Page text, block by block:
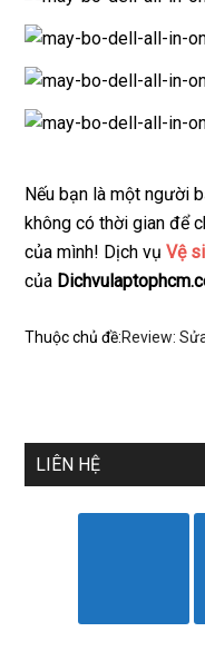
Nếu bạn là một người
không có thời gian để
của mình! Dịch vụVệ
của
Thuộc chủ đề:Review:
LIÊN HỆ